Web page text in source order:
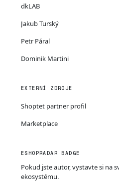
dkLAB
Jakub Turský
Petr Páral
Dominik Martini
EXTERNÍ ZDROJE
Shoptet partner profil
Marketplace
ESHOPRADAR BADGE
Pokud jste autor, vystavte si na
ekosystému.